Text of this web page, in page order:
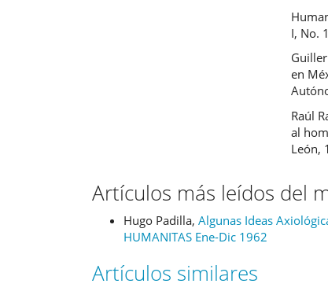
I, No.
en
Raúl
al
León,
Artículos más leídos del
Hugo Padilla, Algunas Ideas
HUMANITAS Ene-Dic 1962
Artículos similares